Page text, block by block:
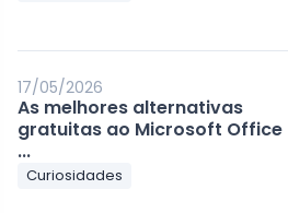
17/05/2026
As melhores alternativas
gratuitas ao Microsoft Office
...
Curiosidades